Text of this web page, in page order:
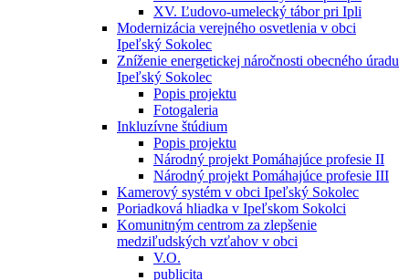
XV. Ľudovo-umelecký tábor pri Ipli
Modernizácia verejného osvetlenia v obci
Ipeľský Sokolec
Zníženie energetickej náročnosti obecného úradu
Ipeľský Sokolec
Popis projektu
Fotogaleria
Inkluzívne štúdium
Popis projektu
Národný projekt Pomáhajúce profesie II
Národný projekt Pomáhajúce profesie III
Kamerový systém v obci Ipeľský Sokolec
Poriadková hliadka v Ipeľskom Sokolci
Komunitným centrom za zlepšenie
medziľudských vzťahov v obci
V.O.
publicita